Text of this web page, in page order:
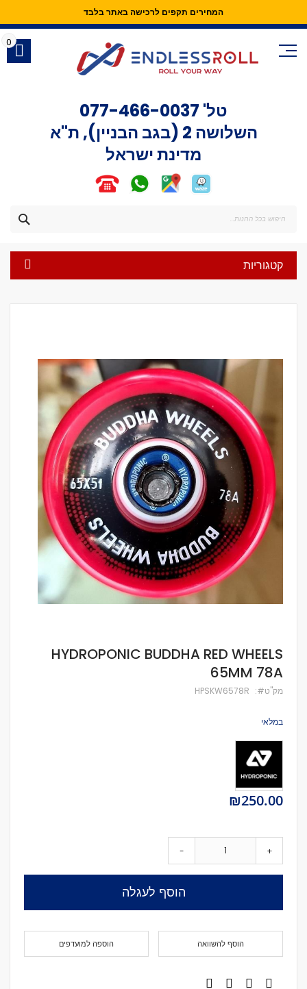
המחירים תקפים לרכישה באתר בלבד
Skip
Content
טל' 077-466-0037
השלושה 2 (בגב הבניין), ת"א
מדינת ישראל
0
קטגוריות
לדלג
להתחלה
של
תמונות
HYDROPONIC BUDDHA RED WHEELS
65MM 78A
מק''ט HPSKW6578R
במלאי
₪250.00
- +
הוסף לעגלה
הוספה למועדפים הוסף להשוואה